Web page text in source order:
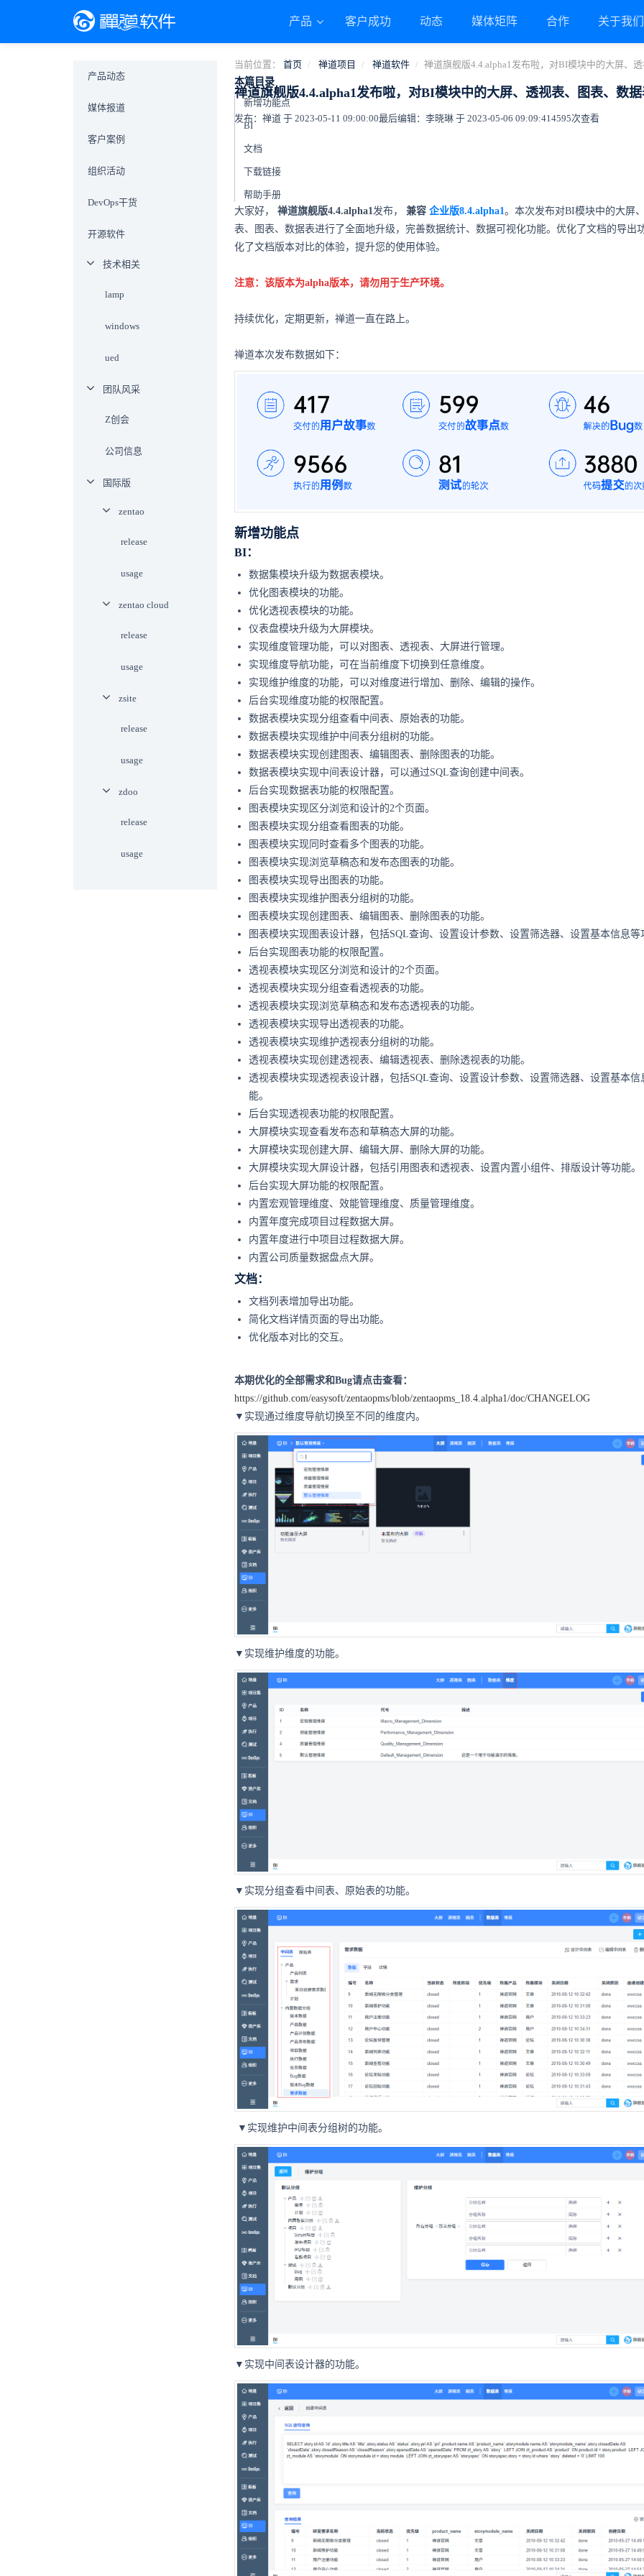
产品 客户成功 动态 媒体矩阵 合作 关于我
当前位置： 首页 禅道项目 禅道软件 禅道旗舰版4.4.alpha1发布啦，对BI模块中的大屏、
禅道旗舰版4.4.alpha1发布啦，对BI模块中的大屏、透视表、图表、数
发布：禅道 于 2023-05-11 09:00:00最后编辑：李晓琳 于 2023-05-06 09:09:414595次查看
本篇目录
新增功能点
BI
文档
下载链接
帮助手册
大家好， 禅道旗舰版4.4.alpha1发布， 兼容 企业版8.4.alpha1。本次发布对BI模块中的大屏
表、图表、数据表进行了全面地升级，完善数据统计、数据可视化功能。优化了文档的导出
化了文档版本对比的体验，提升您的使用体验。
注意：该版本为alpha版本，请勿用于生产环境。
持续优化，定期更新，禅道一直在路上。
禅道本次发布数据如下：
新增功能点
BI：
数据集模块升级为数据表模块。
优化图表模块的功能。
优化透视表模块的功能。
仪表盘模块升级为大屏模块。
实现维度管理功能，可以对图表、透视表、大屏进行管理。
实现维度导航功能，可在当前维度下切换到任意维度。
实现维护维度的功能，可以对维度进行增加、删除、编辑的操作。
后台实现维度功能的权限配置。
数据表模块实现分组查看中间表、原始表的功能。
数据表模块实现维护中间表分组树的功能。
数据表模块实现创建图表、编辑图表、删除图表的功能。
数据表模块实现中间表设计器，可以通过SQL查询创建中间表。
后台实现数据表功能的权限配置。
图表模块实现区分浏览和设计的2个页面。
图表模块实现分组查看图表的功能。
图表模块实现同时查看多个图表的功能。
图表模块实现浏览草稿态和发布态图表的功能。
图表模块实现导出图表的功能。
图表模块实现维护图表分组树的功能。
图表模块实现创建图表、编辑图表、删除图表的功能。
图表模块实现图表设计器，包括SQL查询、设置设计参数、设置筛选器、设置基本信息等
后台实现图表功能的权限配置。
透视表模块实现区分浏览和设计的2个页面。
透视表模块实现分组查看透视表的功能。
透视表模块实现浏览草稿态和发布态透视表的功能。
透视表模块实现导出透视表的功能。
透视表模块实现维护透视表分组树的功能。
透视表模块实现创建透视表、编辑透视表、删除透视表的功能。
透视表模块实现透视表设计器，包括SQL查询、设置设计参数、设置筛选器、设置基本信
能。
后台实现透视表功能的权限配置。
大屏模块实现查看发布态和草稿态大屏的功能。
大屏模块实现创建大屏、编辑大屏、删除大屏的功能。
大屏模块实现大屏设计器，包括引用图表和透视表、设置内置小组件、排版设计等功能。
后台实现大屏功能的权限配置。
内置宏观管理维度、效能管理维度、质量管理维度。
内置年度完成项目过程数据大屏。
内置年度进行中项目过程数据大屏。
内置公司质量数据盘点大屏。
文档：
文档列表增加导出功能。
简化文档详情页面的导出功能。
优化版本对比的交互。
本期优化的全部需求和Bug请点击查看：
https://github.com/easysoft/zentaopms/blob/zentaopms_18.4.alpha1/doc/CHANGELOG
▼实现通过维度导航切换至不同的维度内。
▼实现维护维度的功能。
▼实现分组查看中间表、原始表的功能。
▼实现维护中间表分组树的功能。
▼实现中间表设计器的功能。
产品动态
媒体报道
客户案例
组织活动
DevOps干货
开源软件
技术相关
lamp
windows
ued
团队风采
Z创会
公司信息
国际版
zentao
release
usage
zentao cloud
release
usage
zsite
release
usage
zdoo
release
usage